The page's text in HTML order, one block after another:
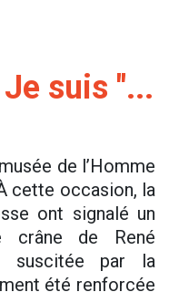
suis "...
de l’Homme
cette occasion, la
ont signalé un
crâne de René
suscitée par la
été renforcée